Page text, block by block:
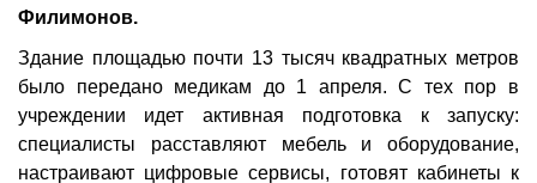
Филимонов.
Здание площадью почти 13 тысяч квадратных метров
было передано медикам до 1 апреля. С тех пор в
учреждении идет активная подготовка к запуску:
специалисты расставляют мебель и оборудование,
настраивают цифровые сервисы, готовят кабинеты к